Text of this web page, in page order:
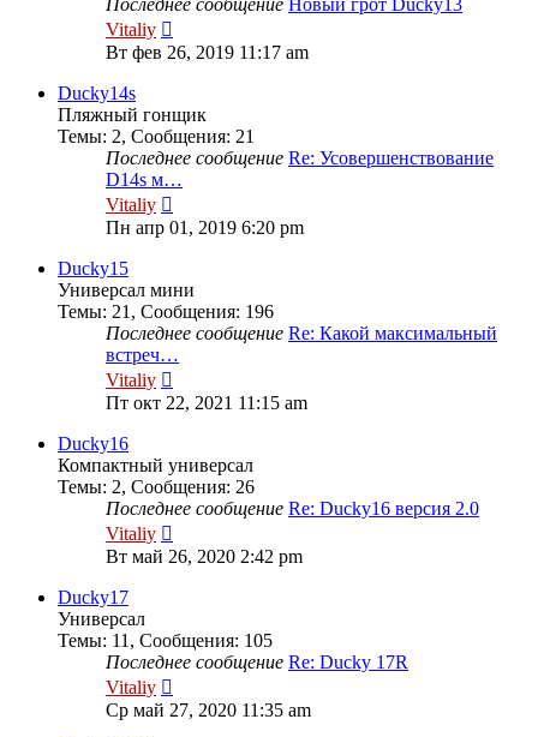
Vitaliy
к
последнему
Вт фев 26, 2019 11:17 am
Ducky14s
Пляжный гонщик
Темы: 2, Сообщения: 21
Последнее сообщение Re: Усовершенствование
D14s м…
Vitaliy
к
последнему
Пн апр 01, 2019 6:20 pm
Ducky15
Универсал мини
Темы: 21 , Сообщения: 196
Последнее сообщение Re: Какой максимальный
встреч…
Vitaliy
к
последнему
Пт окт 22, 2021 11:15 am
Ducky16
Компактный универсал
Темы: 2, Сообщения: 26
Последнее сообщение Re: Ducky16 версия 2.0
Vitaliy
к
последнему
Вт май 26, 2020 2:42 pm
Ducky17
Универсал
Темы: 11 , Сообщения: 105
Последнее сообщение Re: Ducky 17R
Vitaliy
к
последнему
Ср май 27, 2020 11:35 am